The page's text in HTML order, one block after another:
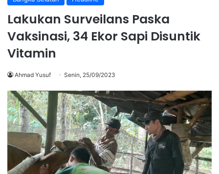
Lakukan Surveilans Paska
Vaksinasi, 34 Ekor Sapi Disuntik
Vitamin
Ahmad Yusuf Senin, 25/09/2023